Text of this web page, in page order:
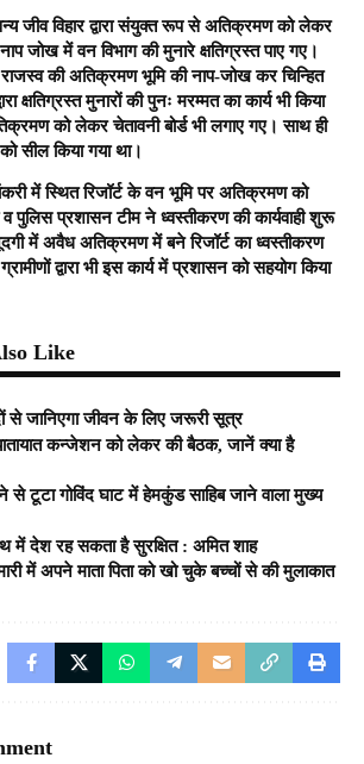
जीव विहार द्वारा संयुक्त रूप से अतिक्रमण को लेकर
जोख में वन विभाग की मुनारे क्षतिग्रस्त पाए गए।
राजस्व की अतिक्रमण भूमि की नाप-जोख कर चिन्हित
क्षतिग्रस्त मुनारों की पुनः मरम्मत का कार्य भी किया
को लेकर चेतावनी बोर्ड भी लगाए गए। साथ ही
सील किया गया था।
में स्थित रिजॉर्ट के वन भूमि पर अतिक्रमण को
पुलिस प्रशासन टीम ने ध्वस्तीकरण की कार्यवाही शुरू
में अवैध अतिक्रमण में बने रिजॉर्ट का ध्वस्तीकरण
द्वारा भी इस कार्य में प्रशासन को सहयोग किया
Like
से जानिएगा जीवन के लिए जरूरी सूत्र
कन्जेशन को लेकर की बैठक, जानें क्या है
से टूटा गोविंद घाट में हेमकुंड साहिब जाने वाला मुख्य
में देश रह सकता है सुरक्षित : अमित शाह
में अपने माता पिता को खो चुके बच्चों से की मुलाकात